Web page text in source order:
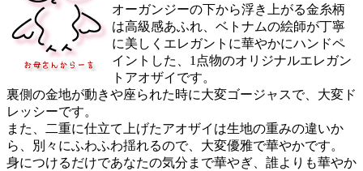
オーガンジーの下から浮き上がる金糸柄
は高級感あふれ、ベトナムの絵師が丁寧
に美しくエレガントに華やかにハンドペ
イントした、1点物のオリジナルエレガン
トアオザイです。
裏側の金地が動きや座られた時に大変ゴージャスで、大変ド
レッシーです。
また、二重に仕立て上げたアオザイは生地の重みの違いか
ら、別々にふわふわ揺れるので、大変優雅で華やかです。
身につけるだけであなたの気分まで華やぎ、誰よりも華やか